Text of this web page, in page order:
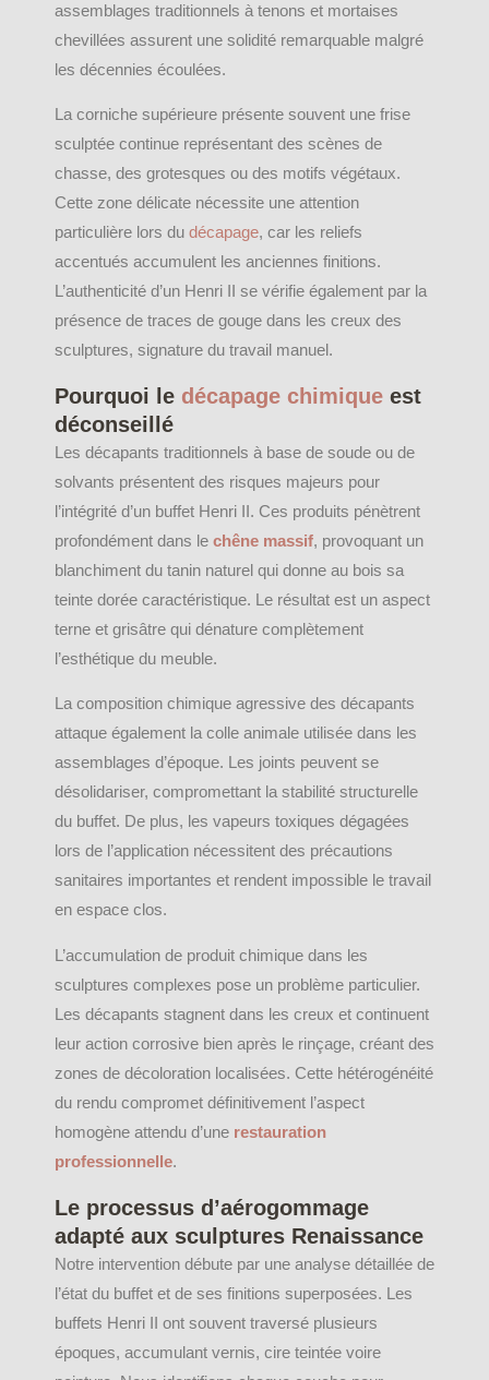
assemblages traditionnels à tenons et mortaises
chevillées assurent une solidité remarquable malgré
les décennies écoulées.
La corniche supérieure présente souvent une frise
sculptée continue représentant des scènes de
chasse, des grotesques ou des motifs végétaux.
Cette zone délicate nécessite une attention
particulière lors du décapage, car les reliefs
accentués accumulent les anciennes finitions.
L’authenticité d’un Henri II se vérifie également par la
présence de traces de gouge dans les creux des
sculptures, signature du travail manuel.
Pourquoi le décapage chimique est
déconseillé
Les décapants traditionnels à base de soude ou de
solvants présentent des risques majeurs pour
l’intégrité d’un buffet Henri II. Ces produits pénètrent
profondément dans le chêne massif, provoquant un
blanchiment du tanin naturel qui donne au bois sa
teinte dorée caractéristique. Le résultat est un aspect
terne et grisâtre qui dénature complètement
l’esthétique du meuble.
La composition chimique agressive des décapants
attaque également la colle animale utilisée dans les
assemblages d’époque. Les joints peuvent se
désolidariser, compromettant la stabilité structurelle
du buffet. De plus, les vapeurs toxiques dégagées
lors de l’application nécessitent des précautions
sanitaires importantes et rendent impossible le travail
en espace clos.
L’accumulation de produit chimique dans les
sculptures complexes pose un problème particulier.
Les décapants stagnent dans les creux et continuent
leur action corrosive bien après le rinçage, créant des
zones de décoloration localisées. Cette hétérogénéité
du rendu compromet définitivement l’aspect
homogène attendu d’une restauration
professionnelle.
Le processus d’aérogommage
adapté aux sculptures Renaissance
Notre intervention débute par une analyse détaillée de
l’état du buffet et de ses finitions superposées. Les
buffets Henri II ont souvent traversé plusieurs
époques, accumulant vernis, cire teintée voire